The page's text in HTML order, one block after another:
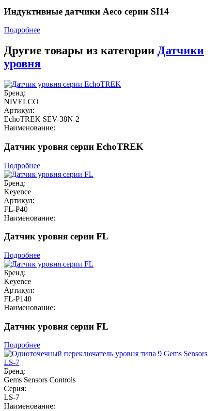
Индуктивные датчики Aeco серии SI14
Подробнее
Другие товары из категории Датчики
уровня
Бренд:
NIVELCO
Артикул:
EchoTREK SEV-38N-2
Наименование:
Датчик уровня серии EchoTREK
Подробнее
Бренд:
Keyence
Артикул:
FL-P40
Наименование:
Датчик уровня серии FL
Подробнее
Бренд:
Keyence
Артикул:
FL-P140
Наименование:
Датчик уровня серии FL
Подробнее
Бренд:
Gems Sensors Controls
Серия:
LS-7
Наименование: